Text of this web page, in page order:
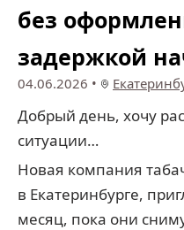
без
задержкой
04.06.2026 •
Добрый день, хочу
ситуации…
Новая компания
в Екатеринбурге,
месяц, пока они